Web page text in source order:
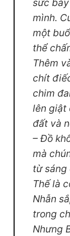
sức
mình.
một
thể
Thêm
chít
chim
lên giật
đất và
– Đồ
mà
từ sáng
Thế là
Nhẫn
trong
Nhưng